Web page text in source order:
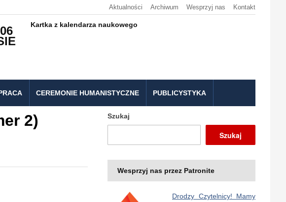
Aktualności Archiwum Wesprzyj nas Kontakt
06 Kartka z kalendarza naukowego
CEREMONIE HUMANISTYCZNE PUBLICYSTYKA
2) Szukaj
Szukaj
Wesprzyj nas przez Patronite
Drodzy Czytelnicy! Mamy